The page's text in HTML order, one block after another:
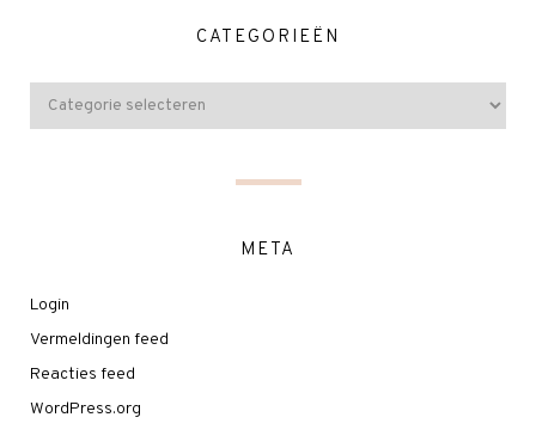
CATEGORIEËN
META
Login
Vermeldingen feed
Reacties feed
WordPress.org